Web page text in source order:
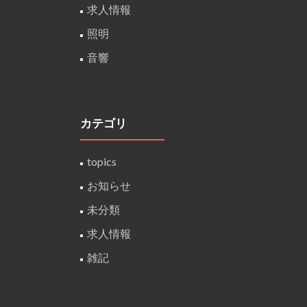
求人情報
照明
音響
カテゴリ
topics
お知らせ
未分類
求人情報
雑記